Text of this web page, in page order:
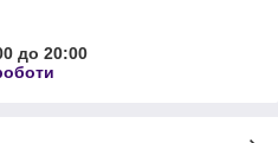
до 20:00